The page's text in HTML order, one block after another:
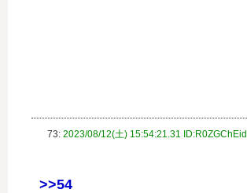
73: 2023/08/12(土) 15:54:21.31 ID:R0ZGChEid
>>54